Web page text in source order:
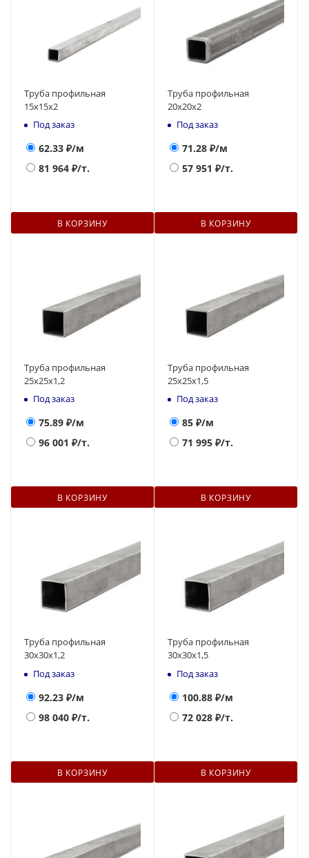
Труба профильная
15х15х2
Под заказ
62.33 ₽/м
81 964 ₽/т.
В КОРЗИНУ
Труба профильная
20х20х2
Под заказ
71.28 ₽/м
57 951 ₽/т.
В КОРЗИНУ
Труба профильная
25х25х1,2
Под заказ
75.89 ₽/м
96 001 ₽/т.
В КОРЗИНУ
Труба профильная
25х25х1,5
Под заказ
85 ₽/м
71 995 ₽/т.
В КОРЗИНУ
Труба профильная
30х30х1,2
Под заказ
92.23 ₽/м
98 040 ₽/т.
В КОРЗИНУ
Труба профильная
30х30х1,5
Под заказ
100.88 ₽/м
72 028 ₽/т.
В КОРЗИНУ